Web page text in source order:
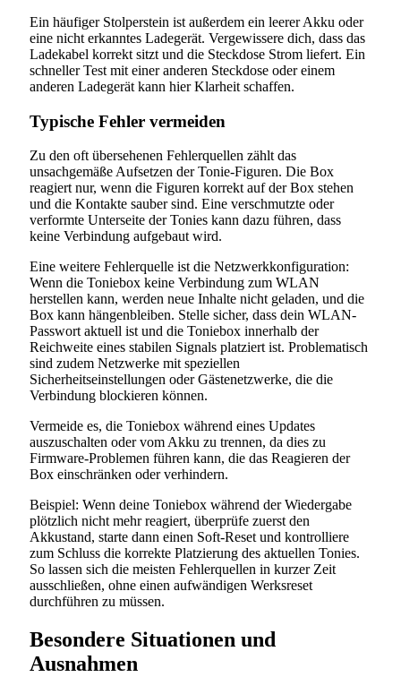
Ein häufiger Stolperstein ist außerdem ein leerer Akku oder
eine nicht erkanntes Ladegerät. Vergewissere dich, dass das
Ladekabel korrekt sitzt und die Steckdose Strom liefert. Ein
schneller Test mit einer anderen Steckdose oder einem
anderen Ladegerät kann hier Klarheit schaffen.
Typische Fehler vermeiden
Zu den oft übersehenen Fehlerquellen zählt das
unsachgemäße Aufsetzen der Tonie-Figuren. Die Box
reagiert nur, wenn die Figuren korrekt auf der Box stehen
und die Kontakte sauber sind. Eine verschmutzte oder
verformte Unterseite der Tonies kann dazu führen, dass
keine Verbindung aufgebaut wird.
Eine weitere Fehlerquelle ist die Netzwerkkonfiguration:
Wenn die Toniebox keine Verbindung zum WLAN
herstellen kann, werden neue Inhalte nicht geladen, und die
Box kann hängenbleiben. Stelle sicher, dass dein WLAN-
Passwort aktuell ist und die Toniebox innerhalb der
Reichweite eines stabilen Signals platziert ist. Problematisch
sind zudem Netzwerke mit speziellen
Sicherheitseinstellungen oder Gästenetzwerke, die die
Verbindung blockieren können.
Vermeide es, die Toniebox während eines Updates
auszuschalten oder vom Akku zu trennen, da dies zu
Firmware-Problemen führen kann, die das Reagieren der
Box einschränken oder verhindern.
Beispiel: Wenn deine Toniebox während der Wiedergabe
plötzlich nicht mehr reagiert, überprüfe zuerst den
Akkustand, starte dann einen Soft-Reset und kontrolliere
zum Schluss die korrekte Platzierung des aktuellen Tonies.
So lassen sich die meisten Fehlerquellen in kurzer Zeit
ausschließen, ohne einen aufwändigen Werksreset
durchführen zu müssen.
Besondere Situationen und
Ausnahmen